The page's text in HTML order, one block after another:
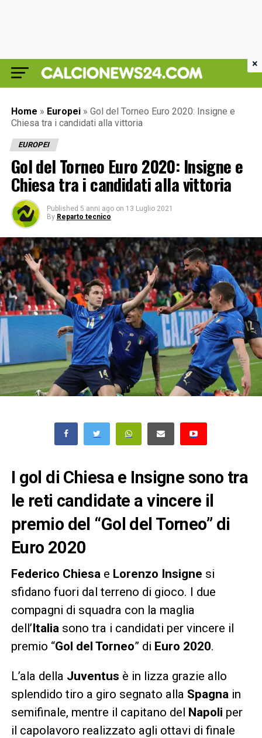
Home » Europei » Gol del Torneo Euro 2020: Insigne e
Chiesa tra i candidati alla vittoria
EUROPEI
Gol del Torneo Euro 2020: Insigne e
Chiesa tra i candidati alla vittoria
Published 5 anni ago on 13 Luglio 2021
By Reparto tecnico
I gol di Chiesa e Insigne sono tra
le reti candidate a vincere il
premio del “Gol del Torneo” di
Euro 2020
Federico Chiesa e Lorenzo Insigne si
sfidano fuori dal terreno di gioco. I due
compagni di squadra con la maglia
dell’Italia sono tra i candidati per vincere il
premio “Gol del Torneo” di Euro 2020.
L’ala della Juventus è in lizza grazie allo
splendido tiro a giro segnato alla Spagna in
semifinale, mentre il capitano del Napoli per
il capolavoro realizzato agli ottavi di finale
×